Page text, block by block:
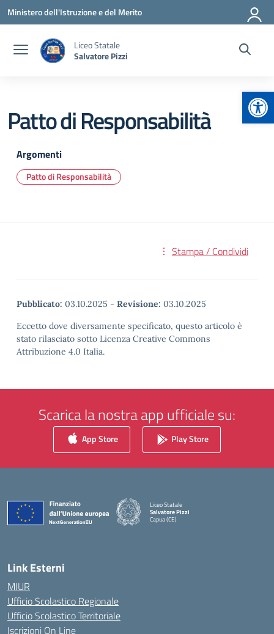
Vai ai contenuti
Vai al menu di navigazione
Vai al footer
Ministero dell'Istruzione e del Merito
Liceo Statale
Salvatore Pizzi
Patto di Responsabilità
Argomenti
Patto di Responsabilità
Stampa / Condividi
Pubblicato: 03.10.2025 - Revisione: 03.10.2025
Eccetto dove diversamente specificato, questo articolo è
stato rilasciato sotto Licenza Creative Commons
Attribuzione 4.0 Italia.
Scarica la nostra app ufficiale su:
App Store Play Store
Liceo Statale
Salvatore Pizzi
Capua (CE)
— Visita la pagina iniziale della scuola
Link Esterni
MIUR
Ufficio Scolastico Regionale
Ufficio Scolastico Territoriale
Iscrizioni On Line